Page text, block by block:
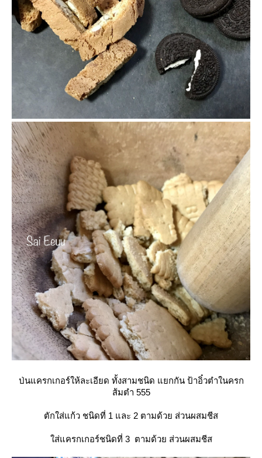
ป่นแครกเกอร์ให้ละเอียด ทั้งสามชนิด แยกกัน ป้าอิ๋วตำในครก
ส้มตำ 555
ตักใส่แก้ว ชนิดที่ 1 และ 2 ตามด้วย ส่วนผสมชีส
ส่แครกเกอร์ชนิดที่ 3 ตามด้วย ส่วนผสมชีส